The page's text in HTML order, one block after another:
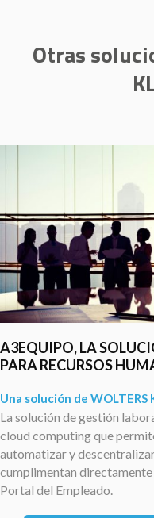
Otras
A3EQUIPO, LA
PARA RECURSOS
Una solución de WOLTERS
La solución de gestión
cloud computing que
automatizar y
cumplimentan directamente
Portal del Empleado.